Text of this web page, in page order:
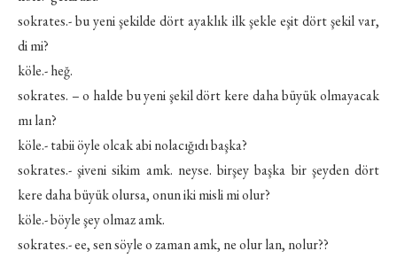
sokrates.- bu yeni şekilde dört ayaklık ilk şekle eşit dört şekil var,
di mi?
köle.- heğ.
sokrates. – o halde bu yeni şekil dört kere daha büyük olmayacak
mı lan?
köle.- tabii öyle olcak abi nolacığıdı başka?
sokrates.- şiveni sikim amk. neyse. birşey başka bir şeyden dört
kere daha büyük olursa, onun iki misli mi olur?
köle.- böyle şey olmaz amk.
sokrates.- ee, sen söyle o zaman amk, ne olur lan, nolur??